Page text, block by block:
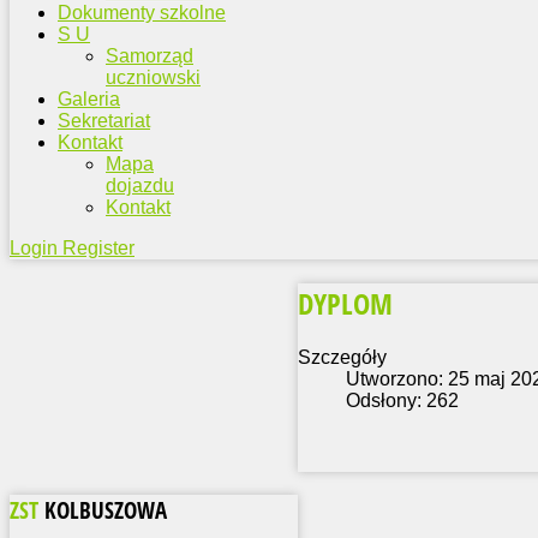
Dokumenty szkolne
S U
Samorząd
uczniowski
Galeria
Sekretariat
Kontakt
Mapa
dojazdu
Kontakt
Login Register
DYPLOM
Szczegóły
Utworzono: 25 maj
Odsłony: 262
ZST KOLBUSZOWA